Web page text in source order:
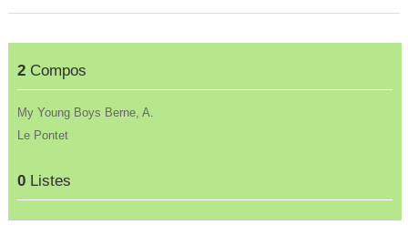
2Compos
My Young Boys Berne, A.
Le Pontet
0Listes